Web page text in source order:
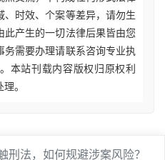
、时效、个案等差异，请勿生
产生的一切法律后果皆由您
务需要办理请联系咨询专业执
本站刊载内容版权归原权利
。
刑法，如何规避涉案风险？